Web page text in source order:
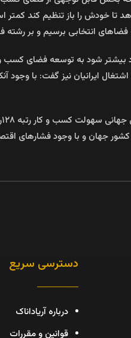
خودش را باز تنظیم کند
انتخابی برسیم و بر رشته
بیشتر شود به توسعه فضای
اشتغال ایرانیان نیز گفت: با
دسترسی سریع
درباره آریاداناک
قوانین و مقررات